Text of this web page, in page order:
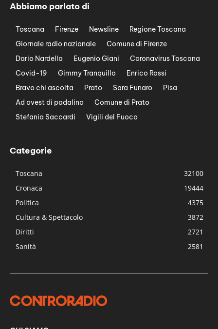
Abbiamo parlato di
Toscana Firenze Newsline
Regione Toscana
Giornale radio nazionale
Comune di Firenze
Dario Nardella
Eugenio Giani
Coronavirus Toscana
Covid-19
Gimmy Tranquillo
Enrico Rossi
Bravo chi ascolta
Prato Sara Funaro
Pisa
Ad ovest di padalino
Comune di Prato
Stefania Saccardi
Vigili del Fuoco
Categorie
Toscana
32100
Cronaca
19444
Politica
4375
Cultura & Spettacolo
3872
Diritti
2721
Sanità
2581